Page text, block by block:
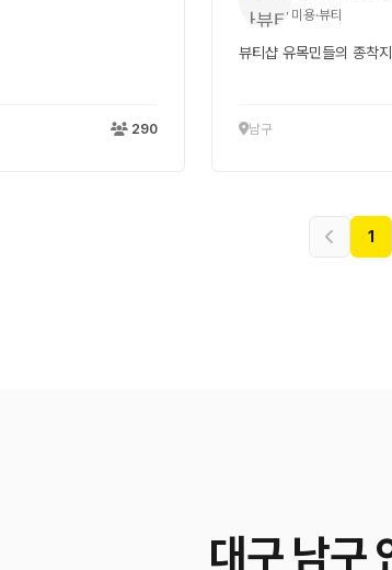
290
미용·뷰티
뷰티샵 유목민들의 종
남구
1
대구 남구